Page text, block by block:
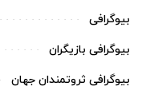
بیوگرافی
بیوگرافی بازیگران
بیوگرافی ثروتمندان جهان